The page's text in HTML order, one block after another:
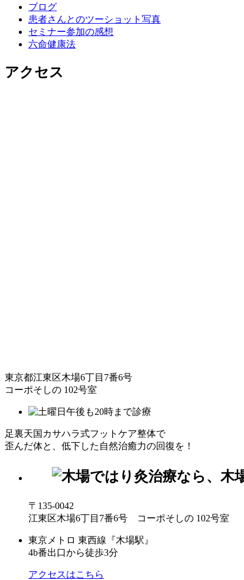
ブログ
患者さんとのツーショット写真
セミナー参加の感想
六命健康法
アクセス
東京都江東区木場6丁目7番6号
コーポそしの 102号室
足裏天国カサハラ式フットケア整体で
歪んだ体と、低下した自然治癒力の回復を！
〒135-0042
江東区木場6丁目7番6号 コーポそしの 102号室
東京メトロ 東西線『木場駅』
4b番出口から徒歩3分
アクセスはこちら